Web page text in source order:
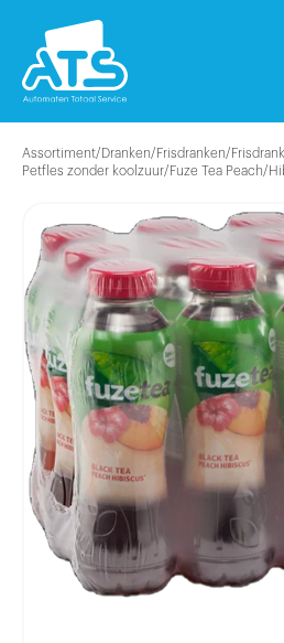
Assortiment/Dranken/Frisdranken/
Petfles zonder koolzuur/Fuze Tea Peach/